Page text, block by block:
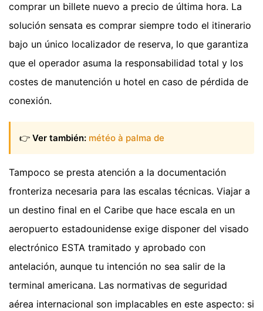
comprar un billete nuevo a precio de última hora. La
solución sensata es comprar siempre todo el itinerario
bajo un único localizador de reserva, lo que garantiza
que el operador asuma la responsabilidad total y los
costes de manutención u hotel en caso de pérdida de
conexión.
👉 Ver también: météo à palma de
Tampoco se presta atención a la documentación
fronteriza necesaria para las escalas técnicas. Viajar a
un destino final en el Caribe que hace escala en un
aeropuerto estadounidense exige disponer del visado
electrónico ESTA tramitado y aprobado con
antelación, aunque tu intención no sea salir de la
terminal americana. Las normativas de seguridad
aérea internacional son implacables en este aspecto: si